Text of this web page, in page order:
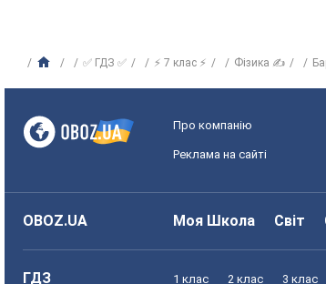
✅ ГДЗ ✅ ⚡ 7 клас ⚡ Фізика ✍
Про компанію
Реклама на сайті
OBOZ.UA Моя Школа Світ
ГДЗ 1 клас 2 клас 3 клас